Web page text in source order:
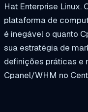
Hat Enterprise Linux.
plataforma de
é inegável o quanto
sua estratégia de
definições práticas e
Cpanel/WHM no